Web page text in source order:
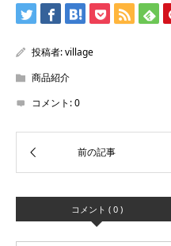
投稿者:village
商品紹介
コメント:0
コメント ( 0 )